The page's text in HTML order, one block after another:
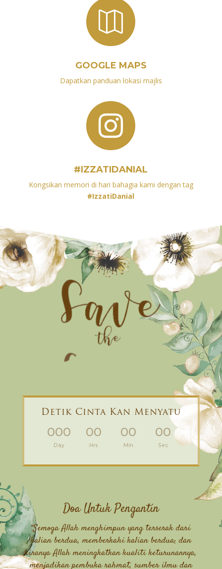

GOOGLE MAPS
Dapatkan panduan lokasi majlis

#IZZATIDANIAL
Kongsikan memori di hari bahagia kami dengan tag
#IzzatiDanial
Detik Cinta Kan Menyatu
000
Day
00
Hrs
00
Min
00
Sec
Doa Untuk Pengantin
“Semoga Allah menghimpun yang terserak dari
kalian berdua, memberkahi kalian berdua; dan
kiranya Allah meningkatkan kualiti keturunannya,
menjadikan pembuka rahmat, sumber ilmu dan